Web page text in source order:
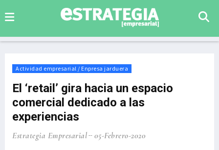
Actividad empresarial / Enpresa jarduera
El ‘retail’ gira hacia un espacio
comercial dedicado a las
experiencias
Estrategia Empresarial 05-Febrero-2020